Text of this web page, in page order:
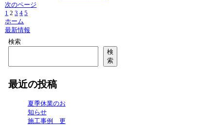
次のページ
前
へ
1 2 3 4 5
ホーム
最新情報
検索
検
索
最近の投稿
夏季休業のお
知らせ
施工事例 更